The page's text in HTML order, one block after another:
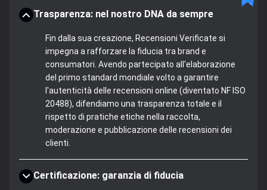
Trasparenza: nel nostro DNA da sempre
Fin dalla sua creazione, Recensioni Verificate si
impegna a rafforzare la fiducia tra brand e
consumatori. Avendo partecipato all'elaborazione
del primo standard mondiale volto a garantire
l'autenticità delle recensioni online (diventato NF ISO
20488), difendiamo una trasparenza totale e il
rispetto di pratiche etiche nella raccolta,
moderazione e pubblicazione delle recensioni dei
clienti.
Certificazione: garanzia di fiducia